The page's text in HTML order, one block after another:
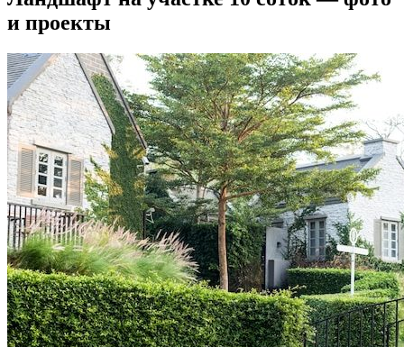
и проекты